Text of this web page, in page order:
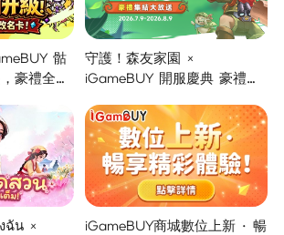
骷
豪禮全面
守護！森友家園 ×
iGameBUY 開服慶典 豪禮集
ฉัน × iGameBUY商城數位上新 · 暢